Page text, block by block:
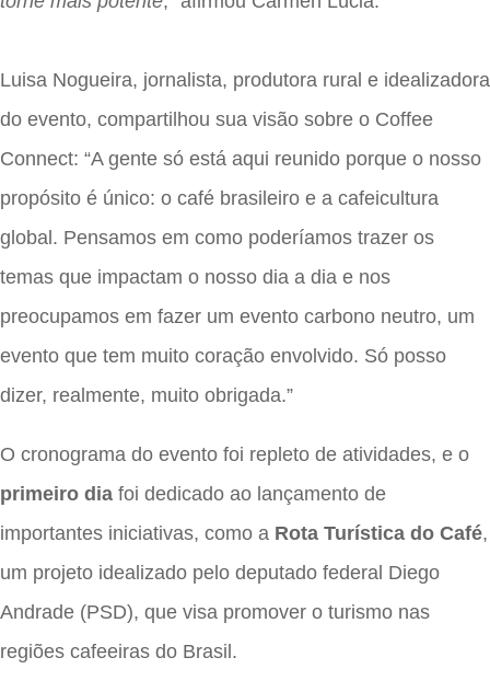
Luisa Nogueira, jornalista, produtora rural e idealizadora
do evento, compartilhou sua visão sobre o Coffee
Connect: “A gente só está aqui reunido porque o nosso
propósito é único: o café brasileiro e a cafeicultura
global. Pensamos em como poderíamos trazer os
temas que impactam o nosso dia a dia e nos
preocupamos em fazer um evento carbono neutro, um
evento que tem muito coração envolvido. Só posso
dizer, realmente, muito obrigada.”
O cronograma do evento foi repleto de atividades, e o
primeiro dia foi dedicado ao lançamento de
importantes iniciativas, como a Rota Turística do Café,
um projeto idealizado pelo deputado federal Diego
Andrade (PSD), que visa promover o turismo nas
regiões cafeeiras do Brasil.